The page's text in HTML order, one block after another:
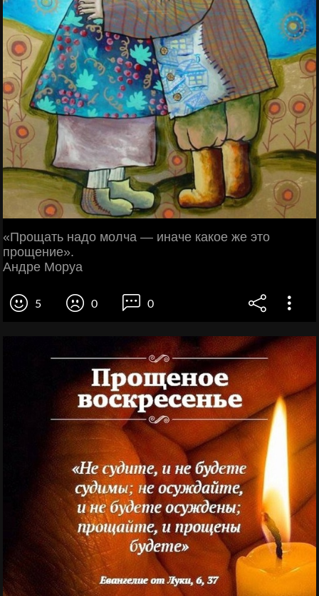
«Прощать надо молча — иначе какое же это
прощение».
Андре Моруа
5 0 0